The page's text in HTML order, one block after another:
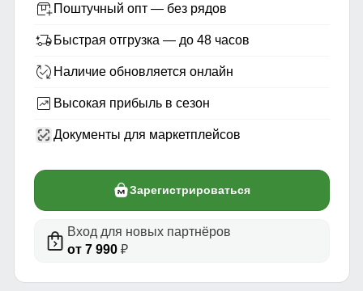
Поштучный опт — без рядов
Быстрая отгрузка — до 48 часов
Наличие обновляется онлайн
Высокая прибыль в сезон
Документы для маркетплейсов
Зарегистрироваться
Вход для новых партнёров
от 7 990₽